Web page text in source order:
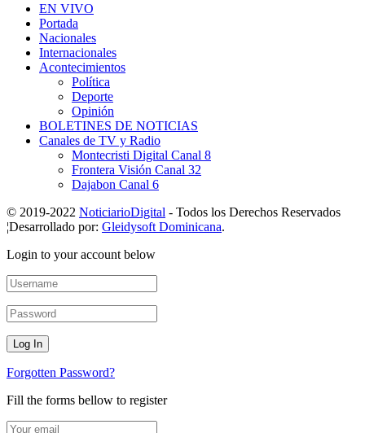
EN VIVO
Portada
Nacionales
Internacionales
Acontecimientos
Política
Deporte
Opinión
BOLETINES DE NOTICIAS
Canales de TV y Radio
Montecristi Digital Canal 8
Frontera Visión Canal 32
Dajabon Canal 6
© 2019-2022 NoticiarioDigital - Todos los Derechos Reservados
¦Desarrollado por: Gleidysoft Dominicana.
Login to your account below
Forgotten Password?
Fill the forms bellow to register